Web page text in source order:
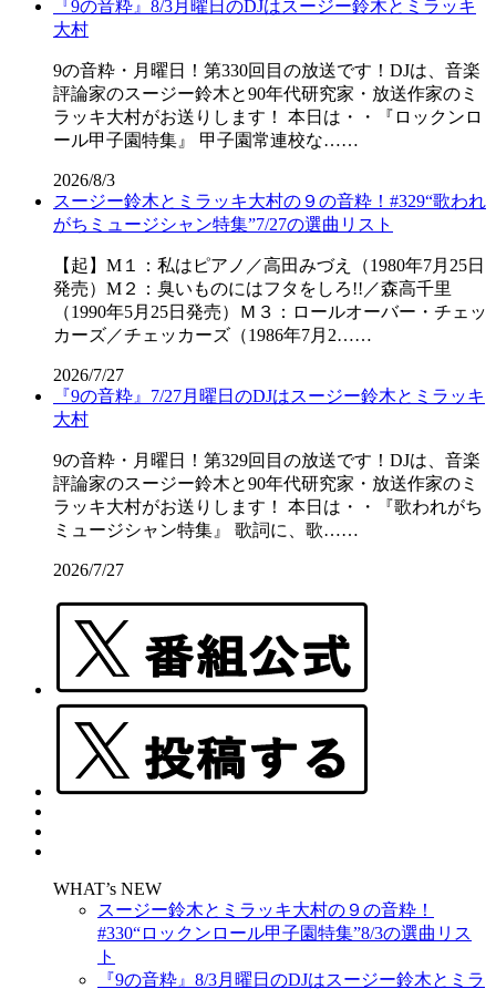
『9の音粋』8/3月曜日のDJはスージー鈴木とミラッキ
大村
9の音粋・月曜日！第330回目の放送です！DJは、音楽
評論家のスージー鈴木と90年代研究家・放送作家のミ
ラッキ大村がお送りします！ 本日は・・『ロックンロ
ール甲子園特集』 甲子園常連校な……
2026/8/3
スージー鈴木とミラッキ大村の９の音粋！#329“歌われ
がちミュージシャン特集”7/27の選曲リスト
【起】M１：私はピアノ／高田みづえ（1980年7月25日
発売）M２：臭いものにはフタをしろ!!／森高千里
（1990年5月25日発売）Ｍ３：ロールオーバー・チェッ
カーズ／チェッカーズ（1986年7月2……
2026/7/27
『9の音粋』7/27月曜日のDJはスージー鈴木とミラッキ
大村
9の音粋・月曜日！第329回目の放送です！DJは、音楽
評論家のスージー鈴木と90年代研究家・放送作家のミ
ラッキ大村がお送りします！ 本日は・・『歌われがち
ミュージシャン特集』 歌詞に、歌……
2026/7/27
WHAT’s NEW
スージー鈴木とミラッキ大村の９の音粋！
#330“ロックンロール甲子園特集”8/3の選曲リス
ト
『9の音粋』8/3月曜日のDJはスージー鈴木とミラ